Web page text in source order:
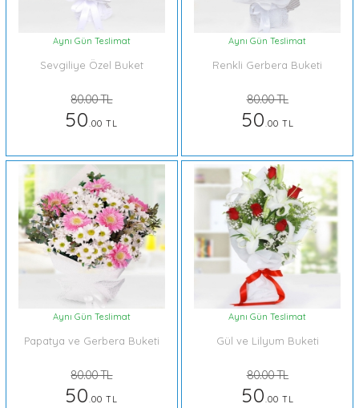
Aynı Gün Teslimat
Sevgiliye Özel Buket
80.00 TL
50.00 TL
Aynı Gün Teslimat
Renkli Gerbera Buketi
80.00 TL
50.00 TL
Aynı Gün Teslimat
Papatya ve Gerbera Buketi
80.00 TL
50.00 TL
Aynı Gün Teslimat
Gül ve Lilyum Buketi
80.00 TL
50.00 TL